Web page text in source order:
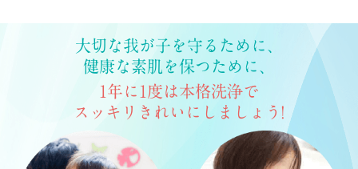
大切な我が子を守るために、
健康な素肌を保つために、
1年に1度は本格洗浄で
スッキリきれいにしましょう!